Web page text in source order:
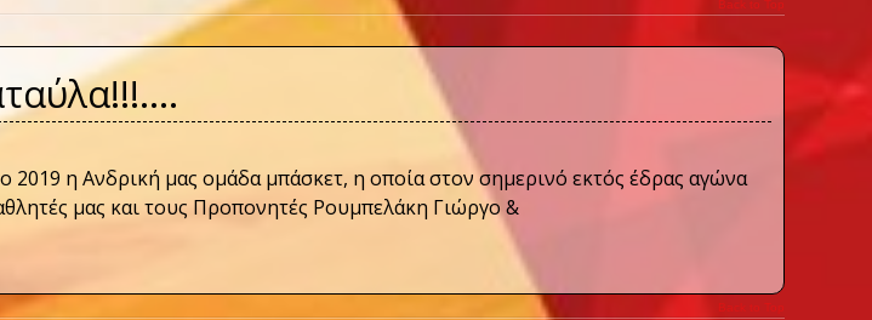
Back to Top
2019 η Ανδρική μας ομάδα μπάσκετ, η οποία στον σημερινό εκτός έδρας αγώνα
μας και τους Προπονητές Ρουμπελάκη Γιώργο &
Back to Top